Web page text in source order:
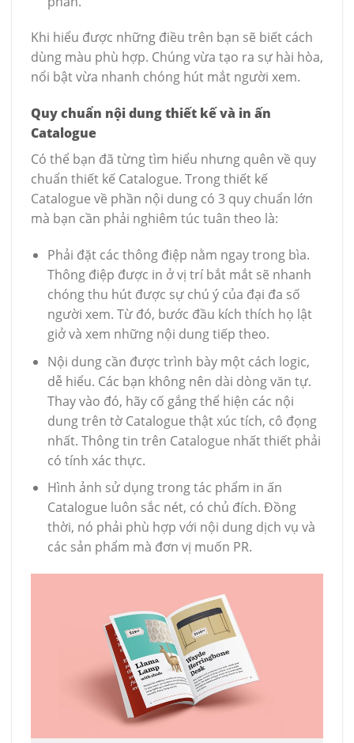
Khi hiểu được những điều trên bạn sẽ biết cách
dùng màu phù hợp. Chúng vừa tạo ra sự hài hòa,
nổi bật vừa nhanh chóng hút mắt người xem.
Quy chuẩn nội dung thiết kế và in ấn
Catalogue
Có thể bạn đã từng tìm hiểu nhưng quên về quy
chuẩn thiết kế Catalogue. Trong thiết kế
Catalogue về phần nội dung có 3 quy chuẩn lớn
mà bạn cần phải nghiêm túc tuân theo là:
Phải đặt các thông điệp nằm ngay trong bìa.
Thông điệp được in ở vị trí bắt mắt sẽ nhanh
chóng thu hút được sự chú ý của đại đa số
người xem. Từ đó, bước đầu kích thích họ lật
giở và xem những nội dung tiếp theo.
Nội dung cần được trình bày một cách logic,
dễ hiểu. Các bạn không nên dài dòng văn tự.
Thay vào đó, hãy cố gắng thể hiện các nội
dung trên tờ Catalogue thật xúc tích, cô đọng
nhất. Thông tin trên Catalogue nhất thiết phải
có tính xác thực.
Hình ảnh sử dụng trong tác phẩm in ấn
Catalogue luôn sắc nét, có chủ đích. Đồng
thời, nó phải phù hợp với nội dung dịch vụ và
các sản phẩm mà đơn vị muốn PR.